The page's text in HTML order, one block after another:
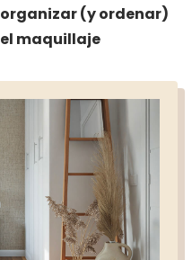
organizar (y ordenar)
el maquillaje